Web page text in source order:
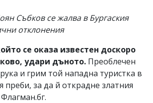
Събков се жалва в Бургаския
отклонения
се оказа известен доскоро
удари дъното. Преоблечен
и грим той нападна туристка в
преби, за да й открадне златния